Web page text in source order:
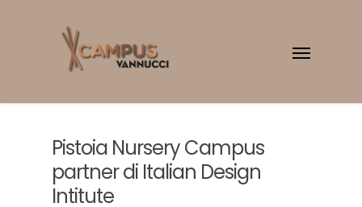
Pistoia Nursery Campus
partner di Italian Design
Intitute